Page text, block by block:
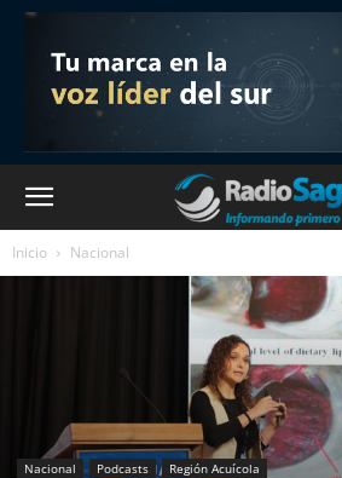
Inicio Nacional
Nacional Podcasts Región Acuícola